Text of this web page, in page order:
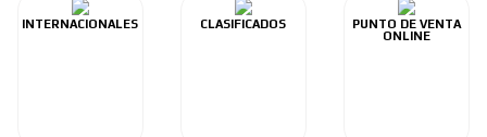
INTERNACIONALES CLASIFICADOS
PUNTO DE VENTA
ONLINE